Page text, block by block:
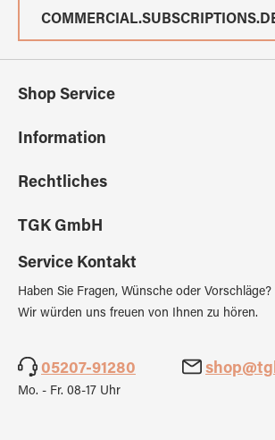
Shop Service
Information
Rechtliches
TGK GmbH
Service Kontakt
Haben Sie Fragen, Wünsche oder Vorschläge?
Wir würden uns freuen von Ihnen zu hören.
05207-91280
Mo. - Fr. 08-17 Uhr